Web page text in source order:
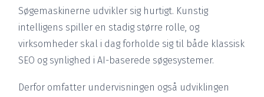
Søgemaskinerne udvikler sig hurtigt. Kunstig
intelligens spiller en stadig større rolle, og
virksomheder skal i dag forholde sig til både klassisk
SEO og synlighed i AI-baserede søgesystemer.
Derfor omfatter undervisningen også udviklingen